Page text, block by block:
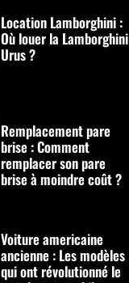
Location Lamborghini :
Où louer la Lamborghini
Urus ?
Remplacement pare
brise : Comment
remplacer son pare
brise à moindre coût ?
Voiture americaine
ancienne : Les modèles
qui ont révolutionné le